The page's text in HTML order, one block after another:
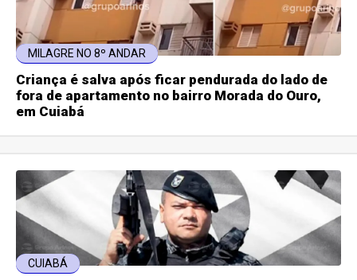
MILAGRE NO 8º ANDAR
Criança é salva após ficar pendurada do lado de
fora de apartamento no bairro Morada do Ouro,
em Cuiabá
CUIABÁ